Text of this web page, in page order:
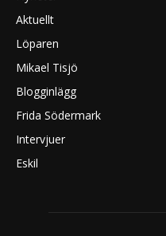
Aktuellt
Löparen
Mikael Tisjö
Blogginlägg
Frida Södermark
Intervjuer
Eskil